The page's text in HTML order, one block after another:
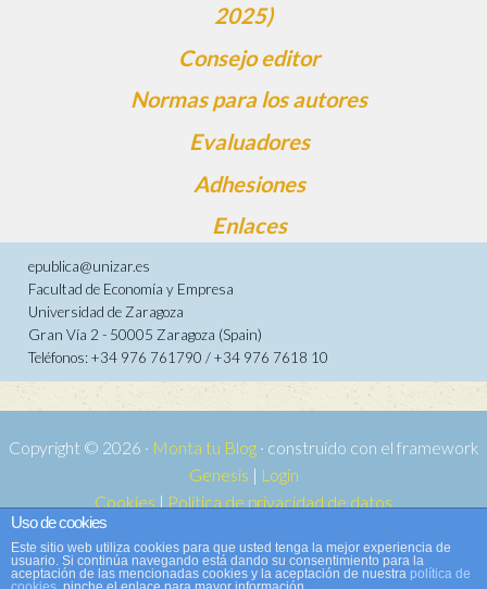
2025)
Consejo editor
Normas para los autores
Evaluadores
Adhesiones
Enlaces
epublica@unizar.es
Facultad de Economía y Empresa
Universidad de Zaragoza
Gran Vía 2 - 50005 Zaragoza (Spain)
Teléfonos: +34 976 761790 / +34 976 7618 10
Copyright © 2026 · Monta tu Blog· construido con el framework
Genesis | Login
Cookies | Política de privacidad de datos
Copyright © 2026 ·
WordPress·Acceder
Uso de cookies
Este sitio web utiliza cookies para que usted tenga la mejor experiencia de
usuario. Si continúa navegando está dando su consentimiento para la
aceptación de las mencionadas cookies y la aceptación de nuestra política de